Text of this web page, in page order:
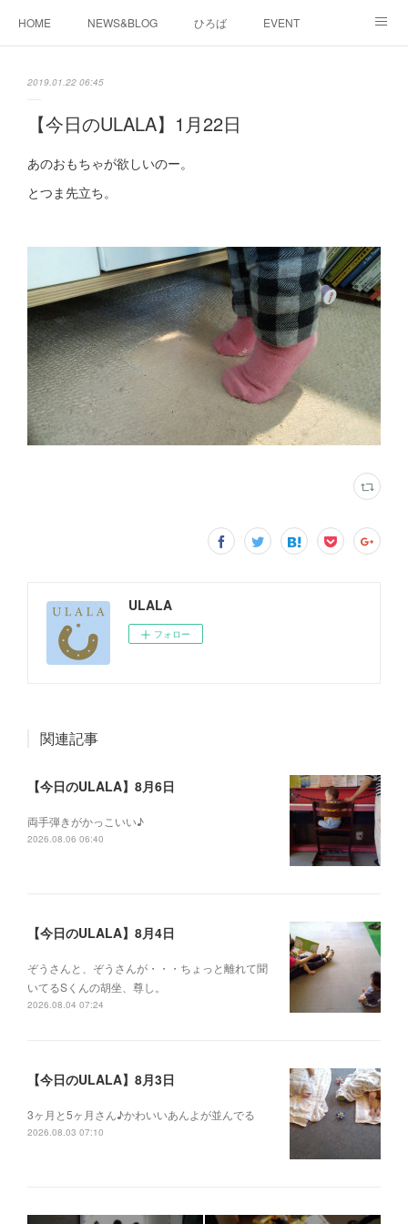
HOME NEWS&BLOG ひろば EVENT
2019.01.22 06:45
【今日のULALA】1月22日
あのおもちゃが欲しいのー。
とつま先立ち。
ULALA
フォロー
関連記事
【今日のULALA】8月6日
両手弾きがかっこいい♪
2026.08.06 06:40
【今日のULALA】8月4日
ぞうさんと、ぞうさんが・・・ちょっと離れて聞
いてるSくんの胡坐、尊し。
2026.08.04 07:24
【今日のULALA】8月3日
3ヶ月と5ヶ月さん♪かわいいあんよが並んでる
2026.08.03 07:10